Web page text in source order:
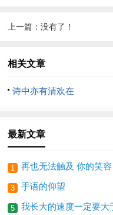
上一篇：没有了！
相关文章
诗中亦有清欢在
最新文章
1 再也无法触及 你的笑容
3 手语的仰望
5